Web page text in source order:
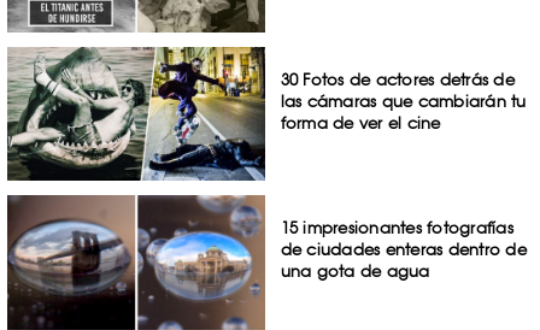
30 Fotos de actores detrás de
las cámaras que cambiarán tu
forma de ver el cine
15 impresionantes fotografías
de ciudades enteras dentro de
una gota de agua